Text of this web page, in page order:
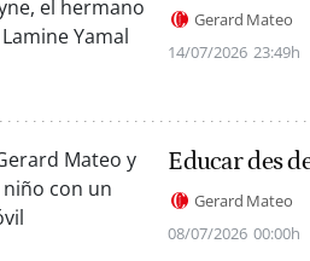
Gerard Mateo
14/07/2026 23:49h
Educar des
Gerard Mateo
08/07/2026 00:00h